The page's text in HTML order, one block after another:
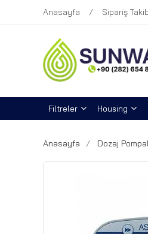
Anasayfa Sipariş
Filtreler Housing
Anasayfa Dozaj